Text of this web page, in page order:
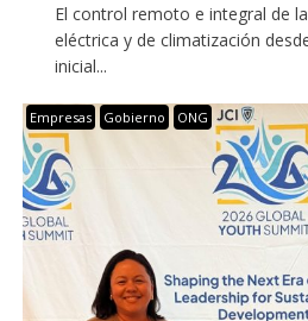
El control remoto e integral de
eléctrica y de climatización
inicial...
Empresas Gobierno ONG